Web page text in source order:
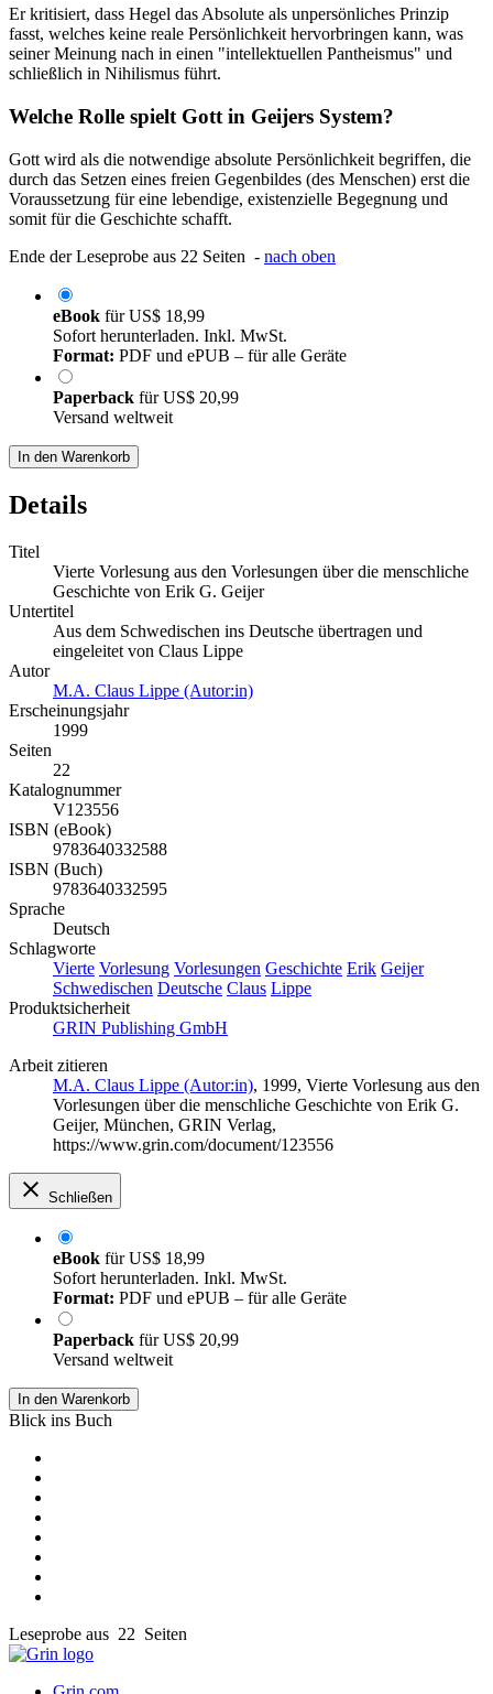
Er kritisiert, dass Hegel das Absolute als unpersönliches Prinzip
fasst, welches keine reale Persönlichkeit hervorbringen kann, was
seiner Meinung nach in einen "intellektuellen Pantheismus" und
schließlich in Nihilismus führt.
Welche Rolle spielt Gott in Geijers System?
Gott wird als die notwendige absolute Persönlichkeit begriffen, die
durch das Setzen eines freien Gegenbildes (des Menschen) erst die
Voraussetzung für eine lebendige, existenzielle Begegnung und
somit für die Geschichte schafft.
Ende der Leseprobe aus 22 Seiten - nach oben
eBook fürUS$ 18,99
Sofort herunterladen. Inkl. MwSt.
Format: PDF und ePUB – für alle Geräte
Paperback fürUS$ 20,99
Versand weltweit
In den Warenkorb
Details
Titel
Vierte Vorlesung aus den Vorlesungen über die menschliche
Geschichte von Erik G. Geijer
Untertitel
Aus dem Schwedischen ins Deutsche übertragen und
eingeleitet von Claus Lippe
Autor
M.A. Claus Lippe (Autor:in)
Erscheinungsjahr
1999
Seiten
22
Katalognummer
V123556
ISBN (eBook)
9783640332588
ISBN (Buch)
9783640332595
Sprache
Deutsch
Schlagworte
Vierte Vorlesung Vorlesungen Geschichte Erik Geijer
Schwedischen Deutsche Claus Lippe
Produktsicherheit
GRIN Publishing GmbH
Arbeit zitieren
M.A. Claus Lippe (Autor:in), 1999, Vierte Vorlesung aus den
Vorlesungen über die menschliche Geschichte von Erik G.
Geijer, München, GRIN Verlag,
https://www.grin.com/document/123556
Schließen
eBook fürUS$ 18,99
Sofort herunterladen. Inkl. MwSt.
Format: PDF und ePUB – für alle Geräte
Paperback fürUS$ 20,99
Versand weltweit
In den Warenkorb
Blick ins Buch
Leseprobe aus 22 Seiten